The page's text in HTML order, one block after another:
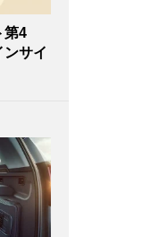
第4
ンサイ